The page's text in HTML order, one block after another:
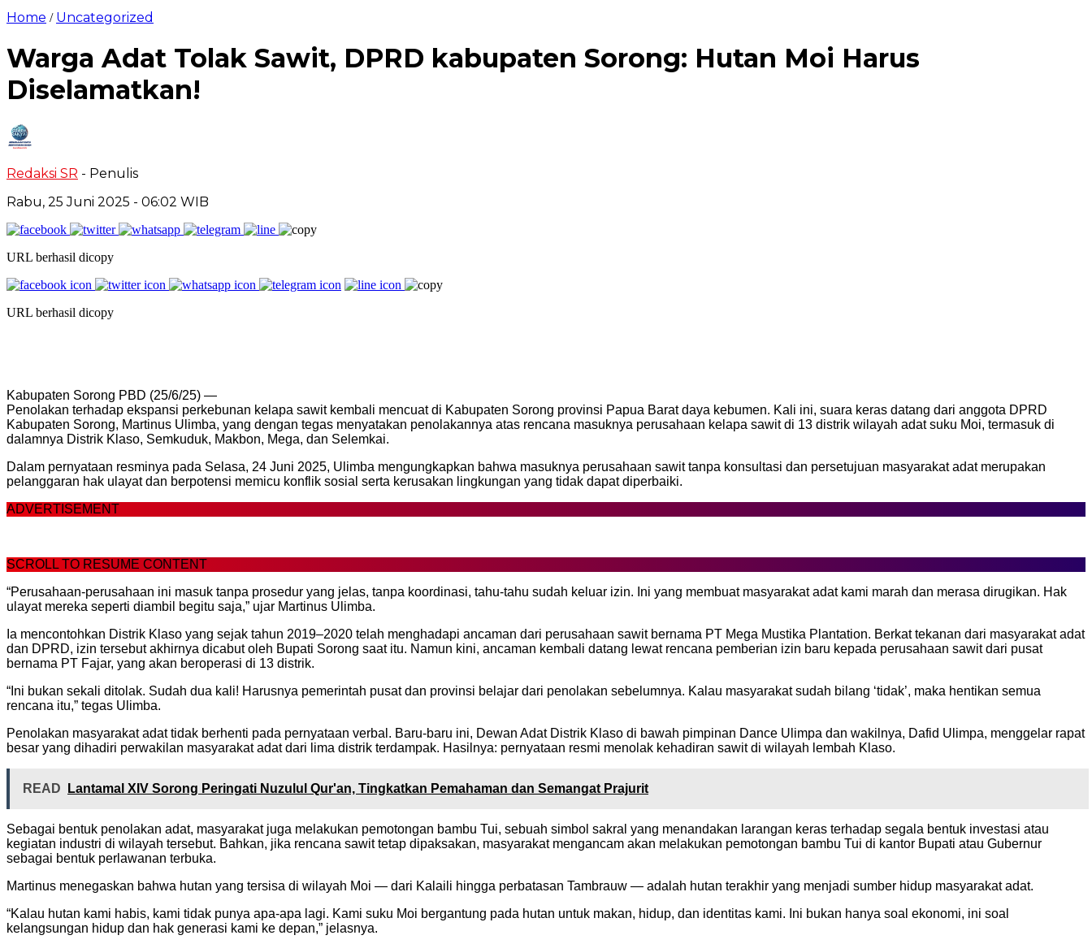
Home / Uncategorized
Warga Adat Tolak Sawit, DPRD kabupaten Sorong: Hutan Moi Harus
Diselamatkan!
Redaksi SR - Penulis
Rabu, 25 Juni 2025 - 06:02 WIB
URL berhasil dicopy
URL berhasil dicopy
Kabupaten Sorong PBD (25/6/25) —
Penolakan terhadap ekspansi perkebunan kelapa sawit kembali mencuat di Kabupaten Sorong provinsi Papua Barat daya kebumen. Kali ini, suara keras datang dari anggota DPRD
Kabupaten Sorong, Martinus Ulimba, yang dengan tegas menyatakan penolakannya atas rencana masuknya perusahaan kelapa sawit di 13 distrik wilayah adat suku Moi, termasuk di
dalamnya Distrik Klaso, Semkuduk, Makbon, Mega, dan Selemkai.
Dalam pernyataan resminya pada Selasa, 24 Juni 2025, Ulimba mengungkapkan bahwa masuknya perusahaan sawit tanpa konsultasi dan persetujuan masyarakat adat merupakan
pelanggaran hak ulayat dan berpotensi memicu konflik sosial serta kerusakan lingkungan yang tidak dapat diperbaiki.
ADVERTISEMENT
SCROLL TO RESUME CONTENT
“Perusahaan-perusahaan ini masuk tanpa prosedur yang jelas, tanpa koordinasi, tahu-tahu sudah keluar izin. Ini yang membuat masyarakat adat kami marah dan merasa dirugikan. Hak
ulayat mereka seperti diambil begitu saja,” ujar Martinus Ulimba.
Ia mencontohkan Distrik Klaso yang sejak tahun 2019–2020 telah menghadapi ancaman dari perusahaan sawit bernama PT Mega Mustika Plantation. Berkat tekanan dari masyarakat adat
dan DPRD, izin tersebut akhirnya dicabut oleh Bupati Sorong saat itu. Namun kini, ancaman kembali datang lewat rencana pemberian izin baru kepada perusahaan sawit dari pusat
bernama PT Fajar, yang akan beroperasi di 13 distrik.
“Ini bukan sekali ditolak. Sudah dua kali! Harusnya pemerintah pusat dan provinsi belajar dari penolakan sebelumnya. Kalau masyarakat sudah bilang ‘tidak’, maka hentikan semua
rencana itu,” tegas Ulimba.
Penolakan masyarakat adat tidak berhenti pada pernyataan verbal. Baru-baru ini, Dewan Adat Distrik Klaso di bawah pimpinan Dance Ulimpa dan wakilnya, Dafid Ulimpa, menggelar rapat
besar yang dihadiri perwakilan masyarakat adat dari lima distrik terdampak. Hasilnya: pernyataan resmi menolak kehadiran sawit di wilayah lembah Klaso.
READ Lantamal XIV Sorong Peringati Nuzulul Qur'an, Tingkatkan Pemahaman dan Semangat Prajurit
Sebagai bentuk penolakan adat, masyarakat juga melakukan pemotongan bambu Tui, sebuah simbol sakral yang menandakan larangan keras terhadap segala bentuk investasi atau
kegiatan industri di wilayah tersebut. Bahkan, jika rencana sawit tetap dipaksakan, masyarakat mengancam akan melakukan pemotongan bambu Tui di kantor Bupati atau Gubernur
sebagai bentuk perlawanan terbuka.
Martinus menegaskan bahwa hutan yang tersisa di wilayah Moi — dari Kalaili hingga perbatasan Tambrauw — adalah hutan terakhir yang menjadi sumber hidup masyarakat adat.
“Kalau hutan kami habis, kami tidak punya apa-apa lagi. Kami suku Moi bergantung pada hutan untuk makan, hidup, dan identitas kami. Ini bukan hanya soal ekonomi, ini soal
kelangsungan hidup dan hak generasi kami ke depan,” jelasnya.